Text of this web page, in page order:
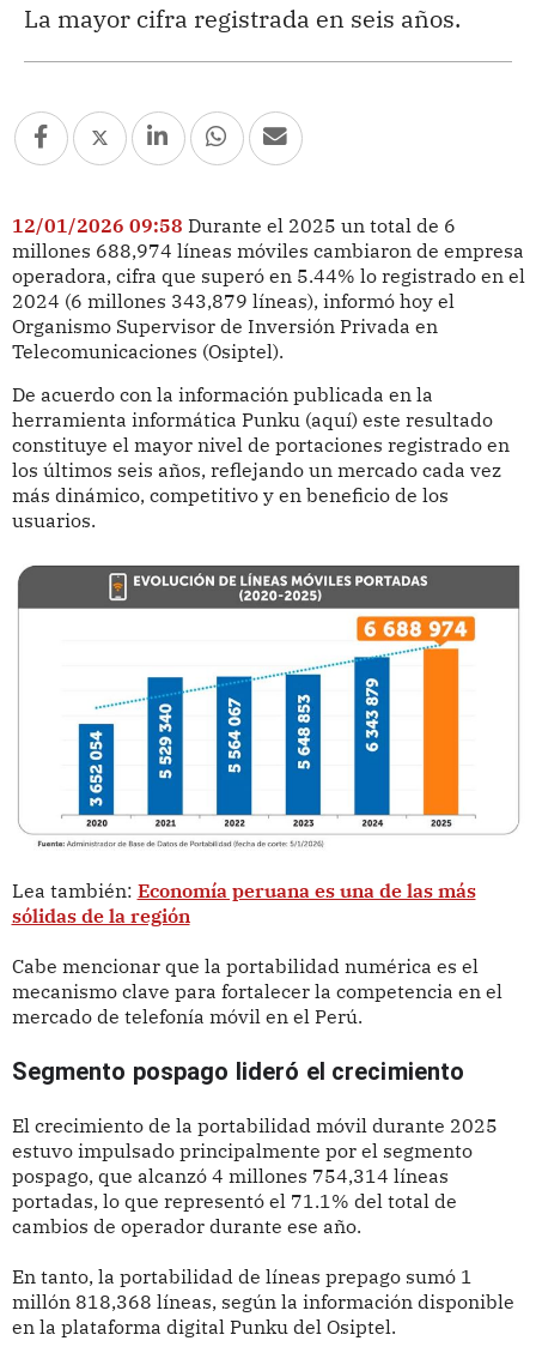
La mayor cifra registrada en seis años.
12/01/2026 09:58 Durante el 2025 un total de 6
millones 688,974 líneas móviles cambiaron de empresa
operadora, cifra que superó en 5.44% lo registrado en el
2024 (6 millones 343,879 líneas), informó hoy el
Organismo Supervisor de Inversión Privada en
Telecomunicaciones (Osiptel).
De acuerdo con la información publicada en la
herramienta informática Punku (aquí) este resultado
constituye el mayor nivel de portaciones registrado en
los últimos seis años, reflejando un mercado cada vez
más dinámico, competitivo y en beneficio de los
usuarios.
Lea también: Economía peruana es una de las más
sólidas de la región
Cabe mencionar que la portabilidad numérica es el
mecanismo clave para fortalecer la competencia en el
mercado de telefonía móvil en el Perú.
Segmento pospago lideró el crecimiento
El crecimiento de la portabilidad móvil durante 2025
estuvo impulsado principalmente por el segmento
pospago, que alcanzó 4 millones 754,314 líneas
portadas, lo que representó el 71.1% del total de
cambios de operador durante ese año.
En tanto, la portabilidad de líneas prepago sumó 1
millón 818,368 líneas, según la información disponible
en la plataforma digital Punku del Osiptel.